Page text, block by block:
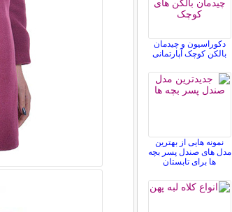
دکوراسیون و چیدمان
بالکن کوچک آپارتمانی
نمونه هایی از بهترین
مدل های صندل پسر بچه
ها برای تابستان